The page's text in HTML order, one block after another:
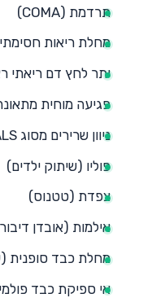
תרדמת (COMA)
מחלת ריאות
יתר לחץ דם ריאתי
פגיעה מוחית
ניוון שרירים מסוג ALS
פוליו (שיתוק ילדים)
צפדת (טטנוס)
אילמות (אובדן
מחלת כבד סופנית
אי ספיקת כבד